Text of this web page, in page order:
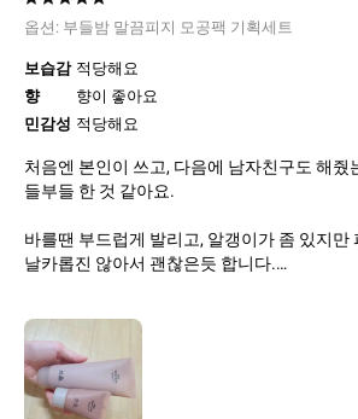
옵션: 부들밤 말끔피지 모공팩 기획세트
보습감 적당해요
향
향이 좋아요
민감성 적당해요
처음엔 본인이 쓰고, 다음에 남자친구도 해줬
들부들 한 것 같아요.
바를땐 부드럽게 발리고, 알갱이가 좀 있지만
날카롭진 않아서 괜찮은듯 합니다.
게 굳지 않아요.
두껍게 바르지 않아서 씻을대도 물로 살살 롤
지워집니다 :)